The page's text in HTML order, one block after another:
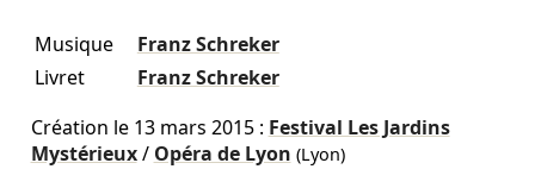
Musique
Franz Schreker
Livret
Franz Schreker
Création le 13 mars 2015: Festival Les Jardins
Mystérieux/ Opéra de Lyon (Lyon)